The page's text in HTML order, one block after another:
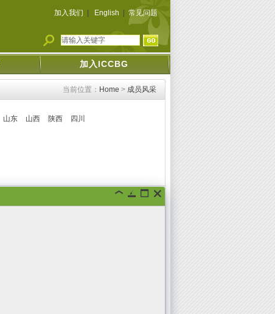
加入我们 English 常见问题
加入ICCBG
当前位置： Home > 成员风采
山东 山西 陕西
四川